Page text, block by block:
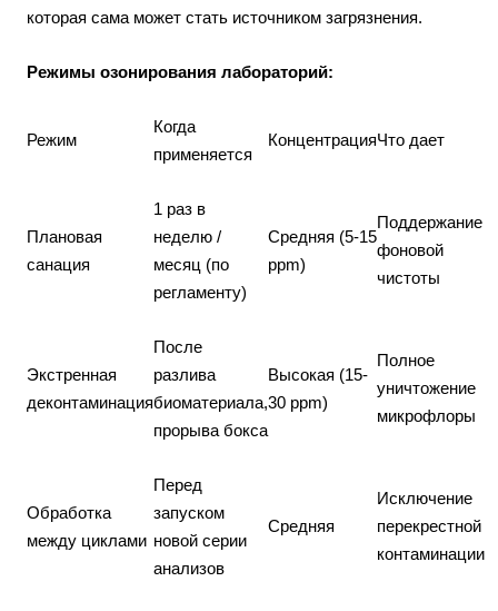
которая сама может стать источником загрязнения.
Режимы озонирования лабораторий:
Режим
Когда
применяется
КонцентрацияЧто дает
Плановая
санация
1 раз в
неделю /
месяц (по
регламенту)
Средняя (5-15
ppm)
Поддержание
фоновой
чистоты
Экстренная
деконтаминация
После
разлива
биоматериала,
прорыва бокса
Высокая (15-
30 ppm)
Полное
уничтожение
микрофлоры
Обработка
между циклами
Перед
запуском
новой серии
анализов
Средняя
Исключение
перекрестной
контаминации